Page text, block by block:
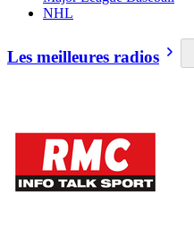
NHL
Les meilleures radios